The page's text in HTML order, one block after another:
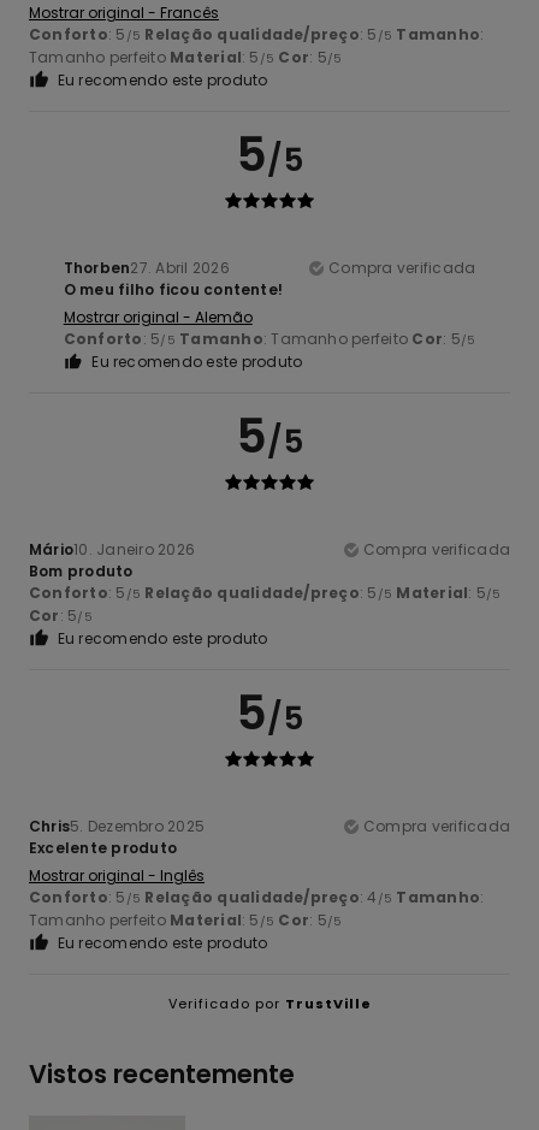
Mostrar original - Francês
Conforto: 5 /5 Relação qualidade/preço: 5 /5 Tamanho:
Tamanho perfeito Material: 5 /5 Cor: 5/5
Eu recomendo este produto
5/5
Thorben27. Abril 2026
Compra verificada
O meu filho ficou contente!
Mostrar original - Alemão
Conforto: 5/5 Tamanho: Tamanho perfeito Cor: 5/5
Eu recomendo este produto
5/5
Mário10. Janeiro 2026
Compra verificada
Bom produto
Conforto: 5 /5 Relação qualidade/preço: 5 /5 Material: 5/5
Cor: 5/5
Eu recomendo este produto
5/5
Chris5. Dezembro 2025
Compra verificada
Excelente produto
Mostrar original - Inglês
Conforto: 5 /5 Relação qualidade/preço: 4 /5 Tamanho:
Tamanho perfeito Material: 5 /5 Cor: 5/5
Eu recomendo este produto
Verificado por TrustVille
Vistos recentemente